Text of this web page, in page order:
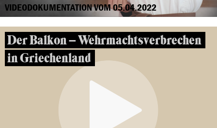
VIDEODOKUMENTATION VOM 05.04.2022
Der Balkon – Wehrmachtsverbrechen
in Griechenland